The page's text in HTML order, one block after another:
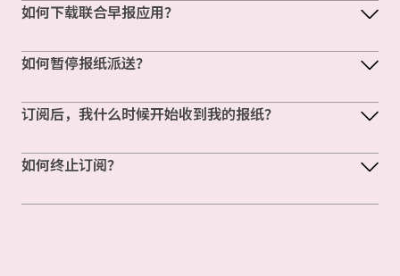
如何下载联合早报应用？
如何暂停报纸派送？
订阅后，我什么时候开始收到我的报纸？
如何终止订阅？